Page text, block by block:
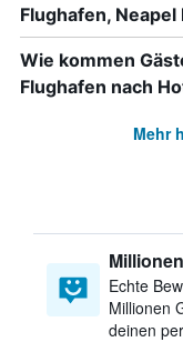
Flughafen, Neapel
Wie kommen
Flughafen nach
Mehr
Echte
Millionen
deinen